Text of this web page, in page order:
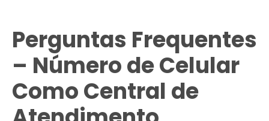
Perguntas Frequentes
– Número de Celular
Como Central de